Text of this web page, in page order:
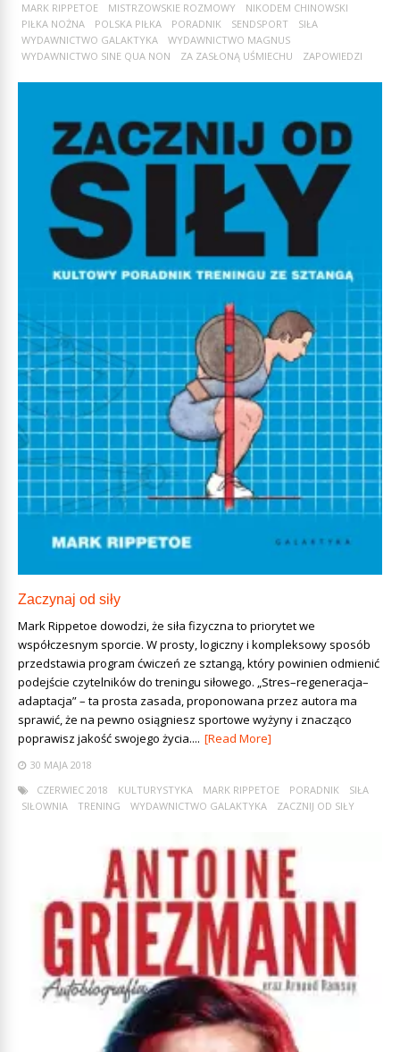
MARK RIPPETOE
MISTRZOWSKIE ROZMOWY
NIKODEM CHINOWSKI
PIŁKA NOŻNA
POLSKA PIŁKA PORADNIK SENDSPORT
SIŁA
WYDAWNICTWO GALAKTYKA
WYDAWNICTWO MAGNUS
WYDAWNICTWO SINE QUA NON
ZA ZASŁONĄ UŚMIECHU ZAPOWIEDZI
Zaczynaj od siły
Mark Rippetoe dowodzi, że siła fizyczna to priorytet we
współczesnym sporcie. W prosty, logiczny i kompleksowy sposób
przedstawia program ćwiczeń ze sztangą, który powinien odmienić
podejście czytelników do treningu siłowego. „Stres–regeneracja–
adaptacja” – ta prosta zasada, proponowana przez autora ma
sprawić, że na pewno osiągniesz sportowe wyżyny i znacząco
poprawisz jakość swojego życia.... [Read More]
30 MAJA 2018
CZERWIEC 2018
KULTURYSTYKA MARK RIPPETOE PORADNIK
SIŁA
SIŁOWNIA
TRENING WYDAWNICTWO GALAKTYKA ZACZNIJ OD SIŁY